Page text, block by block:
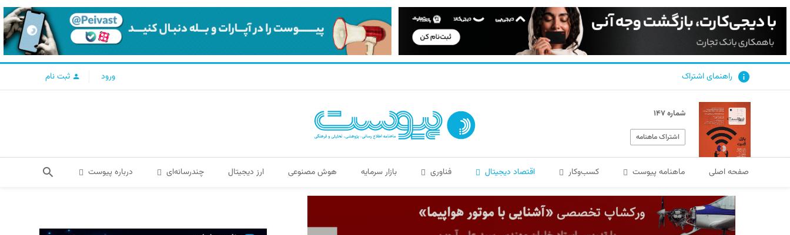
راهنمای اشتراک ورود ثبت نام
شماره ۱۴۷
اشتراک ماهنامه
صفحه اصلی ماهنامه پیوست کسب‌و‌کار اقتصاد دیجیتال فناوری بازار سرمایه هوش مصنوعی ارز دیجیتال چندرسانه‌ای درباره پیوست